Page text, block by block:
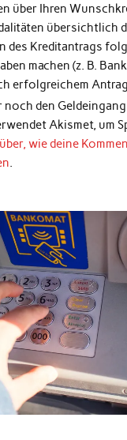
über Ihren
übersichtlich
des Kreditantrags
machen (z. B.
erfolgreichem
noch den
Akismet, um
wie deine
.